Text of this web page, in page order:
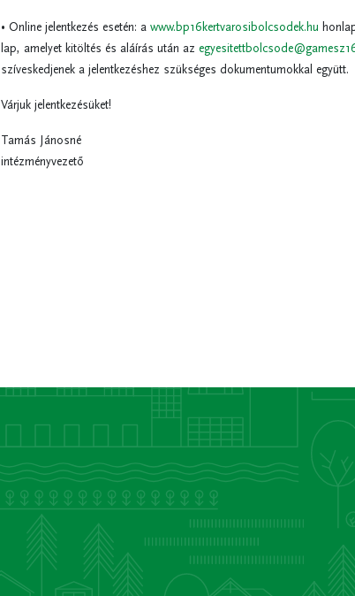
• Online jelentkezés esetén: a www.bp16kertvarosibolcsodek.hu
lap, amelyet kitöltés és aláírás után az
szíveskedjenek a jelentkezéshez szükséges dokumentumokkal együtt.
Várjuk jelentkezésüket!
Tamás Jánosné
intézményvezető